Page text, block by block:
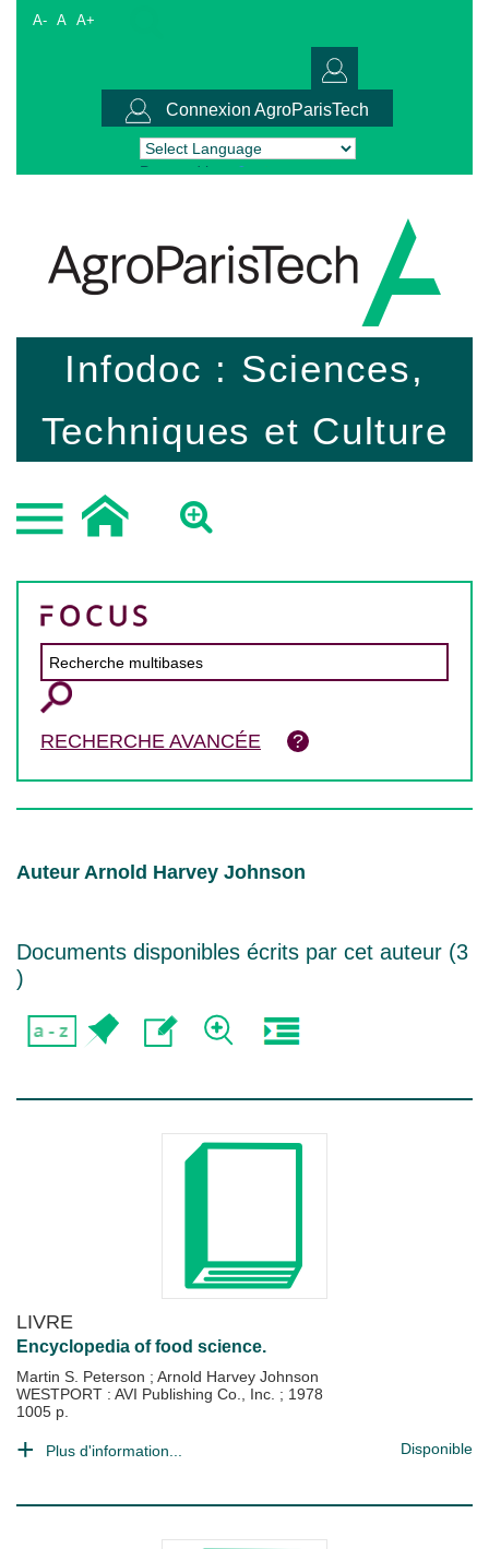
A- A A+
Connexion AgroParisTech
Powered by Translate
Infodoc : Sciences,
Techniques et Culture
RECHERCHE AVANCÉE
Auteur Arnold Harvey Johnson
Documents disponibles écrits par cet auteur (3
)
LIVRE
Encyclopedia of food science.
Martin S. Peterson ; Arnold Harvey Johnson
WESTPORT : AVI Publishing Co., Inc. ; 1978
1005 p.
Plus d'information... Disponible